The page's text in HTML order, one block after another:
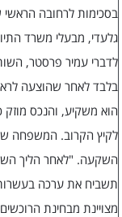
בסכימות לרחובה
גלעדי, מבעלי משרד
לדברי עמיר פרסטר,
הוא משקיע, והנכס מוזק
לקיץ הקרוב. המשפחה
השקעה. "לאחר הליך
תשביח את ערכה
מצויינת מבחינת